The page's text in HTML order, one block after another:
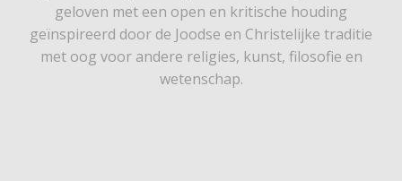
geloven met een open en kritische houding
geïnspireerd door de Joodse en Christelijke traditie
met oog voor andere religies, kunst, filosofie en
wetenschap.